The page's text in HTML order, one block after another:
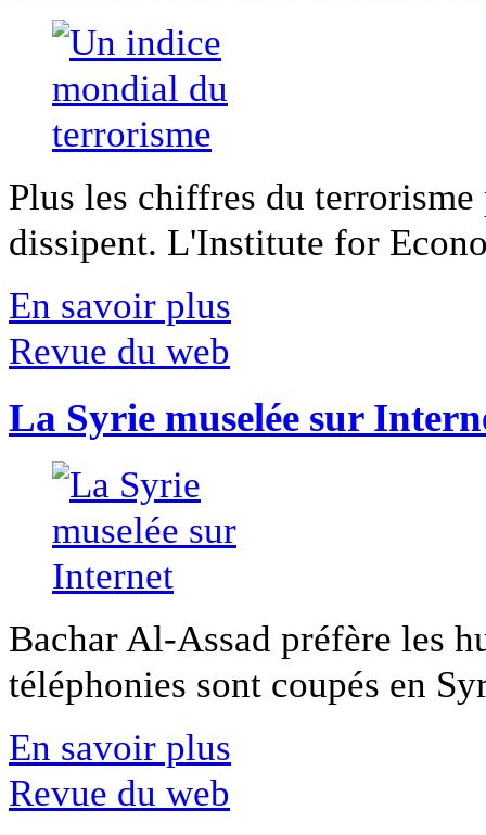
Plus les chiffres du
dissipent. L'Institute for
En savoir plus
Revue du web
La Syrie muselée sur
Bachar Al-Assad préfère les
téléphonies sont coupés en
En savoir plus
Revue du web